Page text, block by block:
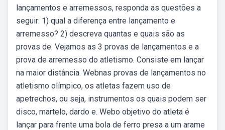
lançamentos e arremessos, responda as questões a
seguir: 1) qual a diferença entre lançamento e
arremesso? 2) descreva quantas e quais são as
provas de. Vejamos as 3 provas de lançamentos e a
prova de arremesso do atletismo. Consiste em lançar
na maior distância. Webnas provas de lançamentos no
atletismo olímpico, os atletas fazem uso de
apetrechos, ou seja, instrumentos os quais podem ser
disco, martelo, dardo e. Webo objetivo do atleta é
lançar para frente uma bola de ferro presa a um arame